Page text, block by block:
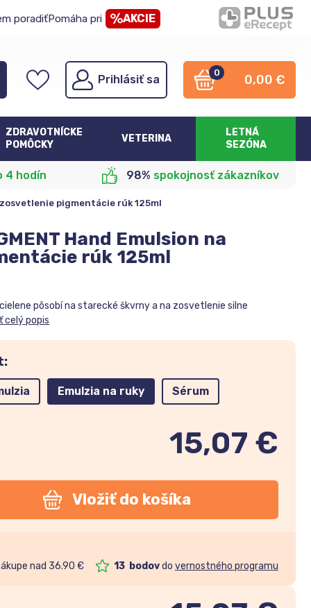
poradiťPomáha pri AKCIE
Prihlásiť sa
0 0,00 €
ZDRAVOTNÍCKE
POMÔCKY
VETERINA
LETNÁ
SEZÓNA
4 hodín 98% spokojnosť zákazníkov
zosvetlenie pigmentácie rúk 125ml
Hand Emulsion na
rúk 125ml
pôsobí na starecké škvrny a na zosvetlenie silne
celý popis
Emulzia na ruky Sérum
15,07 €
Vložiť do košíka
nad 36.90 € 13 bodovdo vernostného programu